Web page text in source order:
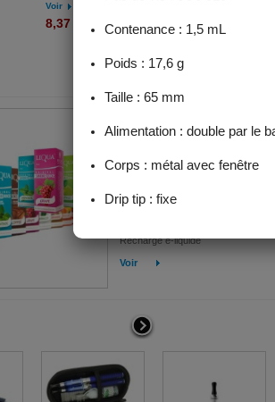
e liquide liqua plusieur arome
Voir
8,37 € 4,43 €
3,59 €
Recharge e-liquide
Voir